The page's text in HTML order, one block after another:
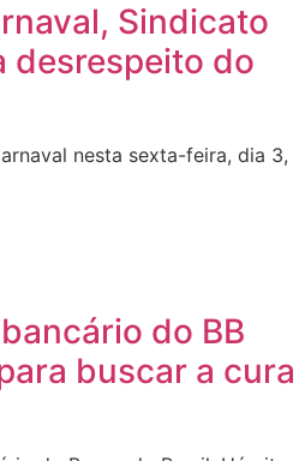
Sindicato
desrespeito do
nesta sexta-feira, dia 3,
do BB
buscar a cura